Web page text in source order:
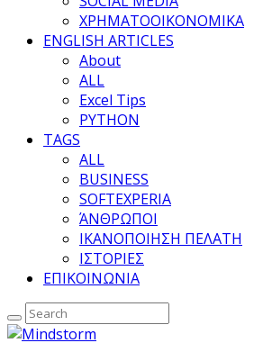
ΧΡΗΜΑΤΟΟΙΚΟΝΟΜΙΚΑ
ENGLISH ARTICLES
About
ALL
Excel Tips
PYTHON
TAGS
ALL
BUSINESS
SOFTEXPERIA
ΆΝΘΡΩΠΟΙ
ΙΚΑΝΟΠΟΙΗΣΗ ΠΕΛΑΤΗ
ΙΣΤΟΡΙΕΣ
ΕΠΙΚΟΙΝΩΝΙΑ